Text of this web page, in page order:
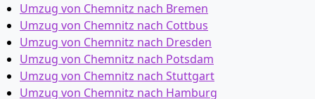
Umzug von Chemnitz nach Bremen
Umzug von Chemnitz nach Cottbus
Umzug von Chemnitz nach Dresden
Umzug von Chemnitz nach Potsdam
Umzug von Chemnitz nach Stuttgart
Umzug von Chemnitz nach Hamburg